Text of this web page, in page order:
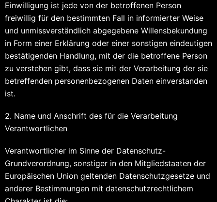
Einwilligung ist jede von der betroffenen Person
freiwillig für den bestimmten Fall in informierter Weise
und unmissverständlich abgegebene Willensbekundung
in Form einer Erklärung oder einer sonstigen eindeutigen
bestätigenden Handlung, mit der die betroffene Person
zu verstehen gibt, dass sie mit der Verarbeitung der sie
betreffenden personenbezogenen Daten einverstanden
ist.
2. Name und Anschrift des für die Verarbeitung
Verantwortlichen
Verantwortlicher im Sinne der Datenschutz-
Grundverordnung, sonstiger in den Mitgliedstaaten der
Europäischen Union geltenden Datenschutzgesetze und
anderer Bestimmungen mit datenschutzrechtlichem